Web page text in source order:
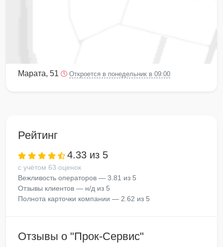
Марата, 51 Откроется в понедельник в 09:00
Рейтинг
4.33 из 5
с учётом 63 оценок
Вежливость операторов — 3.81 из 5
Отзывы клиентов — н/д из 5
Полнота карточки компании — 2.62 из 5
Отзывы о "Прок-Сервис"